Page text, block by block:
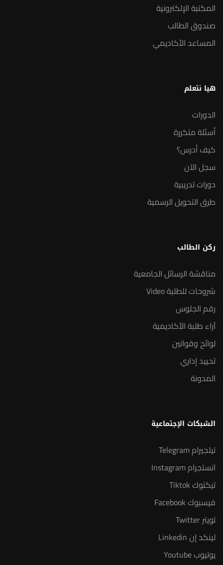
المكتبة الإلكترونية
صندوق الطالب
المساعد الأكاديمي
هيا نتعلم
الدورات
أسئلة متكررة
كيف أدرس؟
سجل الآن
دورات تدريبية
طرق التحويل الرسمية
ركن الطالب
مناقشة الرسائل الجامعية
شروحات للطلبة Video
رقم الجلوس
آراء طلبة الأكاديمية
لوائح وقوانين
تحييد إداري
المدونة
الشبكات الإجتماعية
تيلجيرام Telegram
انستجرام Instagram
تيكتوك Tiktok
فيسبوك Facebook
تويتر Twitter
لينكد إن Linkedin
يوتيوب Youtube